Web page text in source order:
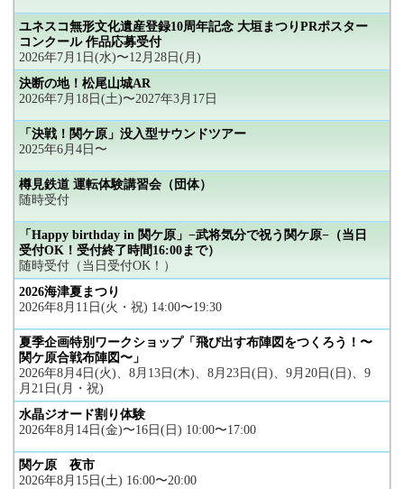
ユネスコ無形文化遺産登録10周年記念 大垣まつりPRポスター
コンクール 作品応募受付
2026年7月1日(水)〜12月28日(月)
決断の地！松尾山城AR
2026年7月18日(土)〜2027年3月17日
「決戦！関ケ原」没入型サウンドツアー
2025年6月4日〜
樽見鉄道 運転体験講習会（団体）
随時受付
「Happy birthday in 関ケ原」−武将気分で祝う関ケ原−（当日
受付OK！受付終了時間16:00まで）
随時受付（当日受付OK！）
2026海津夏まつり
2026年8月11日(火・祝) 14:00〜19:30
夏季企画特別ワークショップ「飛び出す布陣図をつくろう！〜
関ケ原合戦布陣図〜」
2026年8月4日(火)、8月13日(木)、8月23日(日)、9月20日(日)、9
月21日(月・祝)
水晶ジオード割り体験
2026年8月14日(金)〜16日(日) 10:00〜17:00
関ケ原 夜市
2026年8月15日(土) 16:00〜20:00